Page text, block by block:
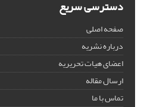
دسترسی سریع
صفحه اصلی
درباره نشریه
اعضای هیات تحریریه
ارسال مقاله
تماس با ما